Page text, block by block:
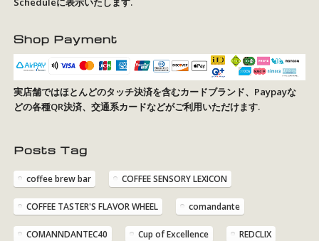
Shop Payment
実店舗ではほとんどのタッチ決済を含むカードブランド、Paypayな
どの各種QR決済、交通系カードなどがご利用いただけます.
Posts Tag
coffee brew bar COFFEE SENSORY LEXICON
COFFEE TASTER'S FLAVOR WHEEL comandante
COMANNDANTEC40 Cup of Excellence REDCLIX